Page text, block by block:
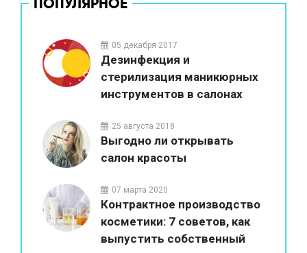
05 декабря 2017
Дезинфекция и
стерилизация маникюрных
инструментов в салонах
25 августа 2018
Выгодно ли открывать
салон красоты
07 марта 2020
Контрактное производство
косметики: 7 советов, как
выпустить собственный